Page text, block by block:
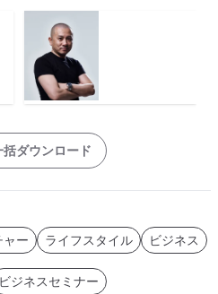
括ダウンロード
ャー ライフスタイル ビジネス
ビジネスセミナー